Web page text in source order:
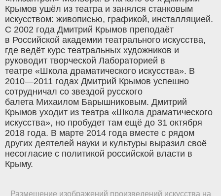
Крымов ушёл из театра и занялся станковым
искусством: живописью, графикой, инсталляцией.
С 2002 года Дмитрий Крымов преподаёт
в Российской академии театрального искусства,
где ведёт курс театральных художников и
руководит творческой Лабораторией в
театре «Школа драматического искусства». В
2010—2011 годах Дмитрий Крымов успешно
сотрудничал со звездой русского
балета Михаилом Барышниковым. Дмитрий
Крымов уходит из театра «Школа драматического
искусства», но пробудет там ещё до 31 октября
2018 года. В марте 2014 года вместе с рядом
других деятелей науки и культуры выразил своё
несогласие с политикой российской власти в
Крыму.
Размещение изображений произведений искусства на